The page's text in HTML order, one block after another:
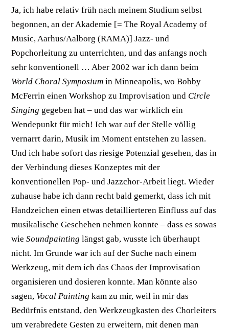
Ja, ich habe relativ früh nach meinem Studium selbst
begonnen, an der Akademie [= The Royal Academy of
Music, Aarhus/Aalborg (RAMA)] Jazz- und
Popchorleitung zu unterrichten, und das anfangs noch
sehr konventionell … Aber 2002 war ich dann beim
World Choral Symposium in Minneapolis, wo Bobby
McFerrin einen Workshop zu Improvisation und Circle
Singing gegeben hat – und das war wirklich ein
Wendepunkt für mich! Ich war auf der Stelle völlig
vernarrt darin, Musik im Moment entstehen zu lassen.
Und ich habe sofort das riesige Potenzial gesehen, das in
der Verbindung dieses Konzeptes mit der
konventionellen Pop- und Jazzchor-Arbeit liegt. Wieder
zuhause habe ich dann recht bald gemerkt, dass ich mit
Handzeichen einen etwas detaillierteren Einfluss auf das
musikalische Geschehen nehmen konnte – dass es sowas
wieSoundpainting längst gab, wusste ich überhaupt
nicht. Im Grunde war ich auf der Suche nach einem
Werkzeug, mit dem ich das Chaos der Improvisation
organisieren und dosieren konnte. Man könnte also
sagen, Vocal Painting kam zu mir, weil in mir das
Bedürfnis entstand, den Werkzeugkasten des Chorleiters
um verabredete Gesten zu erweitern, mit denen man